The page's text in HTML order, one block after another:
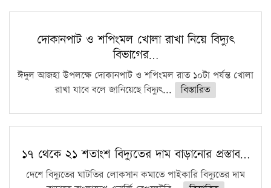
দোকানপাট ও শপিংমল খোলা রাখা নিয়ে বিদ্যুৎ
বিভাগের…
ঈদুল আজহা উপলক্ষে দোকানপাট ও শপিংমল রাত ১০টা পর্যন্ত খোলা
রাখা যাবে বলে জানিয়েছে বিদ্যুৎ...
বিস্তারিত
১৭ থেকে ২১ শতাংশ বিদ্যুতের দাম বাড়ানোর প্রস্তাব…
দেশে বিদ্যুতের ঘাটতির লোকসান কমাতে পাইকারি বিদ্যুতের দাম